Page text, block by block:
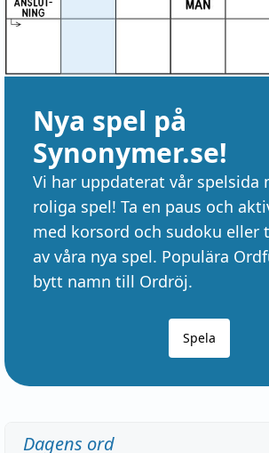
Nya spel på
Synonymer.se!
Vi har uppdaterat vår spelsida
roliga spel! Ta en paus och
med korsord och sudoku eller
av våra nya spel. Populära
bytt namn till Ordröj.
Spela
Dagens ord